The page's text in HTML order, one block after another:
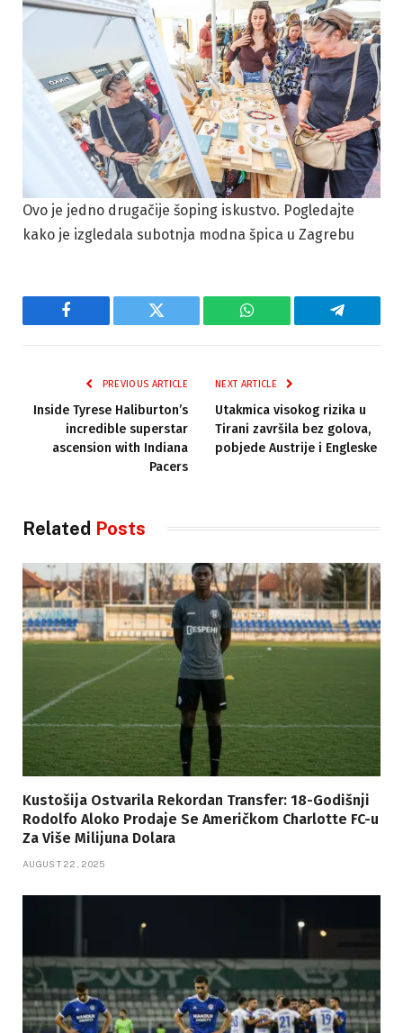
Ovo je jedno drugačije šoping iskustvo. Pogledajte
kako je izgledala subotnja modna špica u Zagrebu
Facebook Twitter WhatsApp Telegram
PREVIOUS ARTICLE
Inside Tyrese Haliburton’s
incredible superstar
ascension with Indiana
Pacers
NEXT ARTICLE
Utakmica visokog rizika u
Tirani završila bez golova,
pobjede Austrije i Engleske
Related Posts
Kustošija Ostvarila Rekordan Transfer: 18-Godišnji
Rodolfo Aloko Prodaje Se Američkom Charlotte FC-u
Za Više Milijuna Dolara
AUGUST 22, 2025